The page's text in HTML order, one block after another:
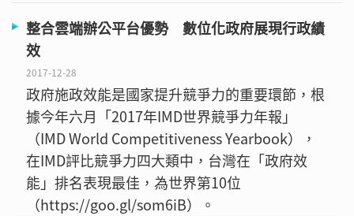
整合雲端辦公平台優勢 數位化政府展現行政績
效
2017-12-28
政府施政效能是國家提升競爭力的重要環節，根
據今年六月「2017年IMD世界競爭力年報」
（IMD World Competitiveness Yearbook），
在IMD評比競爭力四大類中，台灣在「政府效
能」排名表現最佳，為世界第10位
（https://goo.gl/som6iB）。